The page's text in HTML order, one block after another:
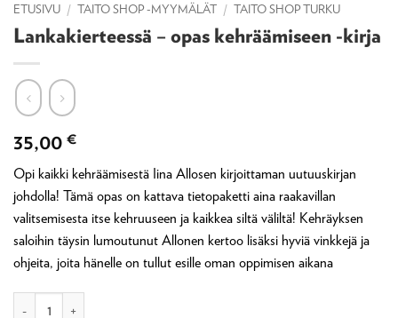
ETUSIVU / TAITO SHOP -MYYMÄLÄT / TAITO SHOP TURKU
Lankakierteessä – opas kehräämiseen -kirja
35,00 €
Opi kaikki kehräämisestä Iina Allosen kirjoittaman uutuuskirjan
johdolla! Tämä opas on kattava tietopaketti aina raakavillan
valitsemisesta itse kehruuseen ja kaikkea siltä väliltä! Kehräyksen
saloihin täysin lumoutunut Allonen kertoo lisäksi hyviä vinkkejä ja
ohjeita, joita hänelle on tullut esille oman oppimisen aikana